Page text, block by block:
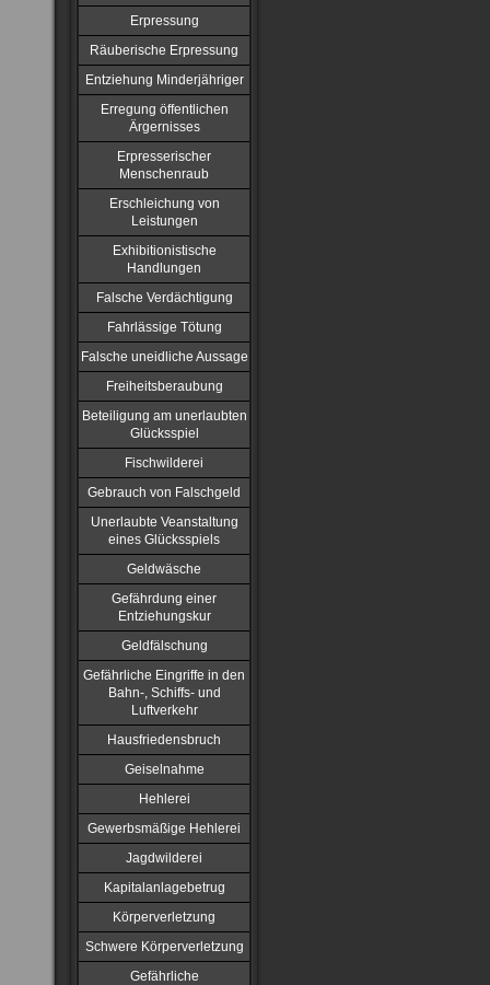
Erpressung
Räuberische Erpressung
Entziehung Minderjähriger
Erregung öffentlichen
Ärgernisses
Erpresserischer
Menschenraub
Erschleichung von
Leistungen
Exhibitionistische
Handlungen
Falsche Verdächtigung
Fahrlässige Tötung
Falsche uneidliche Aussage
Freiheitsberaubung
Beteiligung am unerlaubten
Glücksspiel
Fischwilderei
Gebrauch von Falschgeld
Unerlaubte Veanstaltung
eines Glücksspiels
Geldwäsche
Gefährdung einer
Entziehungskur
Geldfälschung
Gefährliche Eingriffe in den
Bahn-, Schiffs- und
Luftverkehr
Hausfriedensbruch
Geiselnahme
Hehlerei
Gewerbsmäßige Hehlerei
Jagdwilderei
Kapitalanlagebetrug
Körperverletzung
Schwere Körperverletzung
Gefährliche